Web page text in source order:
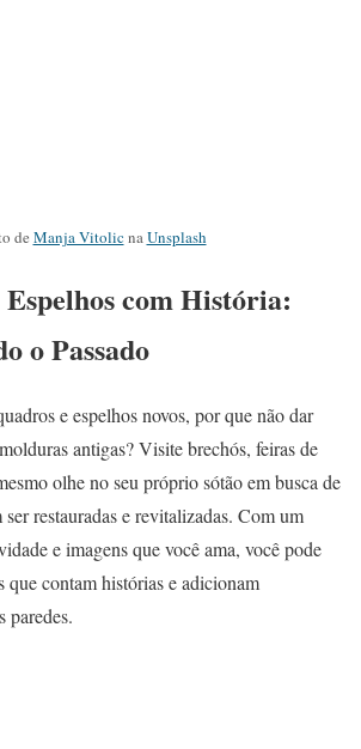
de Manja VitolicnaUnsplash
com História:
o Passado
e espelhos novos, por que não dar
antigas? Visite brechós, feiras de
olhe no seu próprio sótão em busca de
restauradas e revitalizadas. Com um
e imagens que você ama, você pode
que contam histórias e adicionam
paredes.